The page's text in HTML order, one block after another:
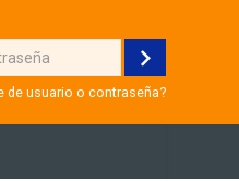
Acceder
de usuario o contraseña?